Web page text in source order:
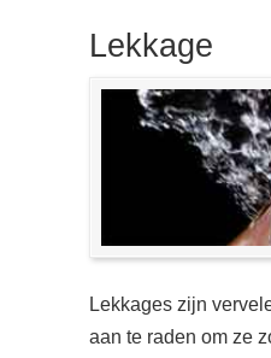
Lekkage
Lekkages zijn
aan te raden om ze